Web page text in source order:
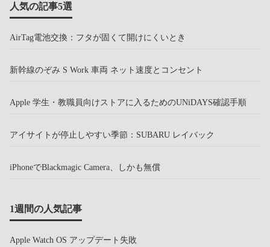
人気の記事5選
AirTag電池交換：フタが固くて開けにくいとき
新幹線のぞみ S Work 車両 ネット速度とコンセント
Apple 学生・教職員向けストアに入るためのUNiDAYS確認手順
アイサイトが停止しやすい季節：SUBARU レイバック
iPhoneでBlackmagic Camera、しかも無償
1週間の人気記事
Apple Watch OS アップデート失敗